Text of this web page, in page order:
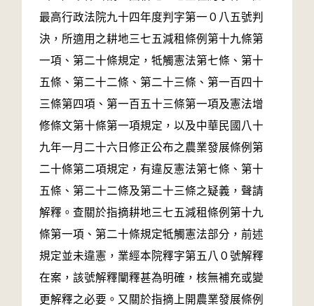
最高行政法院九十四年度判字第一０八五號判
決，所適用之耕地三七五減租條例第十九條第
一項、第二十條規定，牴觸憲法第七條、第十
五條、第二十二條、第二十三條、第一百四十
三條第四項、第一百五十三條第一項及憲法增
修條文第十條第一項規定，以及中華民國八十
九年一月二十六日修正公布之農業發展條例第
二十條第二項規定，有違反憲法第七條、第十
五條、第二十二條及第二十三條之疑義，聲請
解釋。查關於指摘耕地三七五減租條例第十九
條第一項、第二十條規定牴觸憲法部分，前述
規定並未違憲，業經本院釋字第五八０號解釋
在案，該號解釋闡釋甚為明確，核無補充或變
更解釋之必要。又關於指摘上開農業發展條例